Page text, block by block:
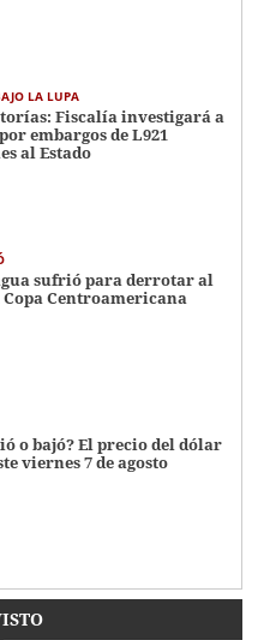
LA LUPA
Fiscalía investigará a
embargos de L921
al Estado
sufrió para derrotar al
Copa Centroamericana
o bajó? El precio del dólar
viernes 7 de agosto